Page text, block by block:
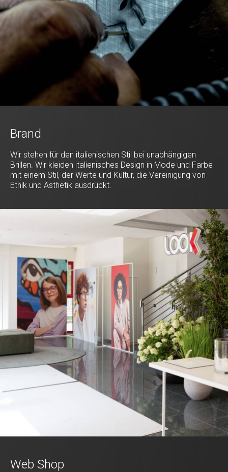
Brand
Wir stehen für den italienischen Stil bei unabhängigen
Brillen. Wir kleiden italienisches Design in Mode und Farbe
mit einem Stil, der Werte und Kultur, die Vereinigung von
Ethik und Ästhetik ausdrückt.
Web Shop